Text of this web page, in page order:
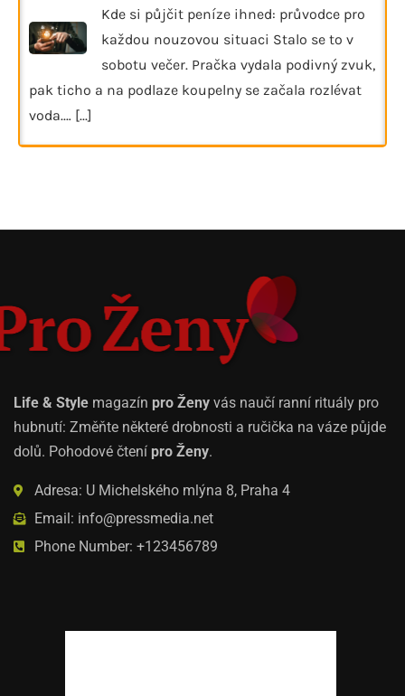
Kde si půjčit peníze ihned: průvodce pro
každou nouzovou situaci Stalo se to v
sobotu večer. Pračka vydala podivný zvuk,
pak ticho a na podlaze koupelny se začala rozlévat
voda.… [...]
Life & Style magazín pro Ženy vás naučí ranní rituály pro
hubnutí: Změňte některé drobnosti a ručička na váze půjde
dolů. Pohodové čtení pro Ženy.
Adresa: U Michelského mlýna 8, Praha 4
Email: info@pressmedia.net
Phone Number: +123456789